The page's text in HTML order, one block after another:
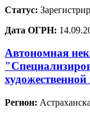
Статус:
Дата ОГРН:
Автономная
Регион: